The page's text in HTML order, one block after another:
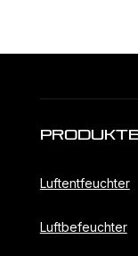
Produkte
Luftentfeuchter
Luftbefeuchter